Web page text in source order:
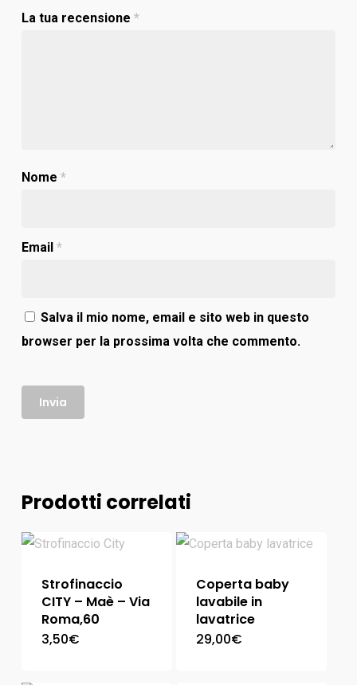
La tua recensione *
Nome *
Email *
Salva il mio nome, email e sito web in questo
browser per la prossima volta che commento.
Prodotti correlati
Strofinaccio
CITY – Maè – Via
Roma,60
3,50€
Coperta baby
lavabile in
lavatrice
29,00€